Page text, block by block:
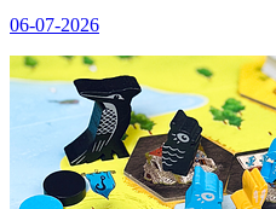
06-07-2026